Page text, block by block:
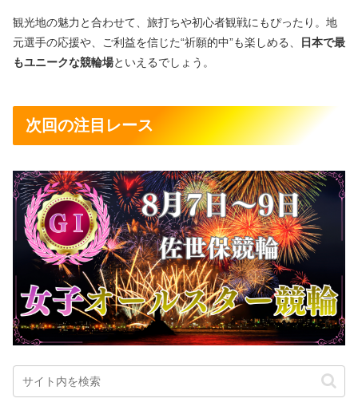
観光地の魅力と合わせて、旅打ちや初心者観戦にもぴったり。地
元選手の応援や、ご利益を信じた“祈願的中”も楽しめる、
日本で最
もユニークな競輪場といえるでしょう。
次回の注目レース